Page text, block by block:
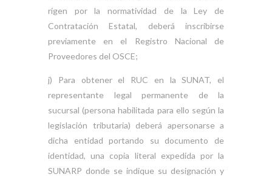
rigen por la normatividad de la Ley de
Contratación Estatal, deberá inscribirse
previamente en el Registro Nacional de
Proveedores del OSCE;
j) Para obtener el RUC en la SUNAT, el
representante legal permanente de la
sucursal (persona habilitada para ello según la
legislación tributaria) deberá apersonarse a
dicha entidad portando su documento de
identidad, una copia literal expedida por la
SUNARP donde se indique su designación y